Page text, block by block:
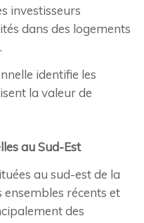
investisseurs
dans des logements
identifie les
la valeur de
au Sud-Est
au sud-est de la
récents et
des